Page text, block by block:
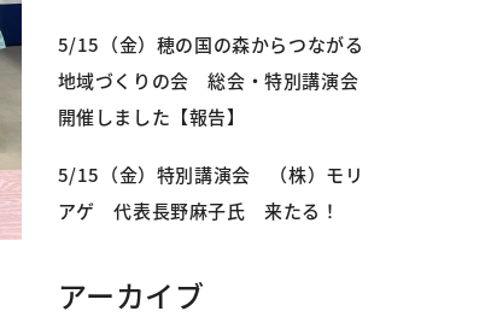
5/15（金）穂の国の森からつながる
地域づくりの会 総会・特別講演会
開催しました【報告】
5/15（金）特別講演会 （株）モリ
アゲ 代表長野麻子氏 来たる！
アーカイブ